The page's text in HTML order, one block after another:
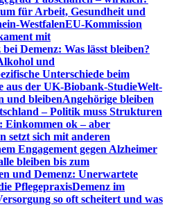
für Arbeit, Gesundheit und
WestfalenEU-Kommission
mit
Demenz: Was lässt bleiben?
und
Unterschiede beim
aus der UK-Biobank-StudieWelt-
und bleibenAngehörige bleiben
– Politik muss Strukturen
Einkommen ok – aber
setzt sich mit anderen
Engagement gegen Alzheimer
bleiben bis zum
und Demenz: Unerwartete
PflegepraxisDemenz im
so oft scheitert und was